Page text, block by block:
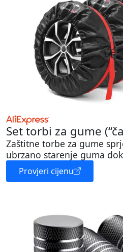
Set torbi za gume
Zaštitne torbe za gume
ubrzano starenje guma
Provjeri cijenu